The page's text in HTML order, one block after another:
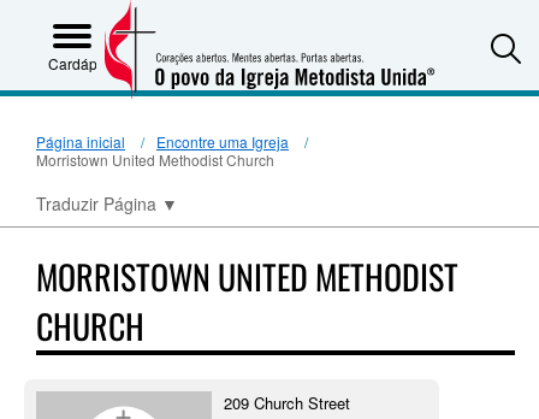
Cardápio
Página inicial
Encontre uma Igreja
Morristown United Methodist Church
Traduzir Página ▼
MORRISTOWN UNITED METHODIST
CHURCH
209 Church Street